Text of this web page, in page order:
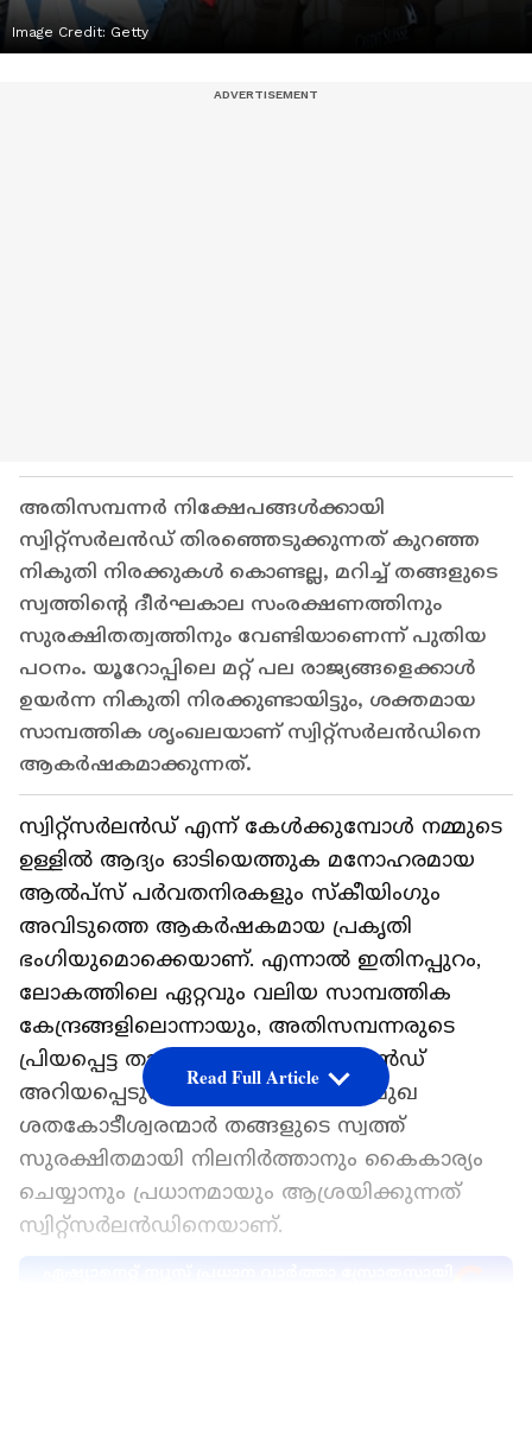
Image Credit: Getty
അതിസമ്പന്നര്‍ നിക്ഷേപങ്ങൾക്കായി
സ്വിറ്റ്സര്‍ലന്‍ഡ് തിരഞ്ഞെടുക്കുന്നത് കുറഞ്ഞ
നികുതി നിരക്കുകള്‍ കൊണ്ടല്ല, മറിച്ച് തങ്ങളുടെ
സ്വത്തിന്റെ ദീര്‍ഘകാല സംരക്ഷണത്തിനും
സുരക്ഷിതത്വത്തിനും വേണ്ടിയാണെന്ന് പുതിയ
പഠനം. യൂറോപ്പിലെ മറ്റ് പല രാജ്യങ്ങളെക്കാള്‍
ഉയര്‍ന്ന നികുതി നിരക്കുണ്ടായിട്ടും, ശക്തമായ
സാമ്പത്തിക ശൃംഖലയാണ് സ്വിറ്റ്സര്‍ലന്‍ഡിനെ
ആകര്‍ഷകമാക്കുന്നത്.
സ്വിറ്റ്സര്‍ലന്‍ഡ് എന്ന് കേള്‍ക്കുമ്പോള്‍ നമ്മുടെ
ഉള്ളില്‍ ആദ്യം ഓടിയെത്തുക മനോഹരമായ
ആല്‍പ്‌സ് പര്‍വതനിരകളും സ്‌കീയിംഗും
അവിടുത്തെ ആകര്‍ഷകമായ പ്രകൃതി
ഭംഗിയുമൊക്കെയാണ്. എന്നാല്‍ ഇതിനപ്പുറം,
ലോകത്തിലെ ഏറ്റവും വലിയ സാമ്പത്തിക
കേന്ദ്രങ്ങളിലൊന്നായും, അതിസമ്പന്നരുടെ
പ്രിയപ്പെട്ട താവളമായും സ്വിറ്റ്സര്‍ലന്‍ഡ്
അറിയപ്പെടുന്നുണ്ട്. ലോകത്തെ പ്രമുഖ
ശതകോടീശ്വരന്മാര്‍ തങ്ങളുടെ സ്വത്ത്
സുരക്ഷിതമായി നിലനിര്‍ത്താനും കൈകാര്യം
ചെയ്യാനും പ്രധാനമായും ആശ്രയിക്കുന്നത്
സ്വിറ്റ്സര്‍ലന്‍ഡിനെയാണ്.
Read Full Article